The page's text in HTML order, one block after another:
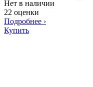
Нет в наличии
22 оценки
Подробнее ›
Купить